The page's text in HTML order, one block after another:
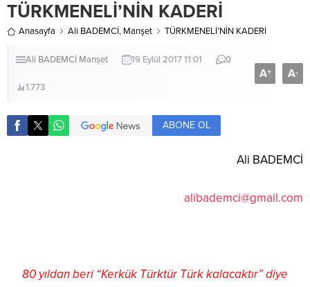
TÜRKMENELİ’NİN KADERİ
Anasayfa Ali BADEMCİ, Manşet TÜRKMENELİ’NİN KADERİ
Ali BADEMCİ Manşet 19 Eylül 2017 11:01 0
1.773
A+ A-
ABONE OL
Ali BADEMCİ
alibademci@gmail.com
80 yıldan beri “Kerkük Türktür Türk kalacaktır” diye